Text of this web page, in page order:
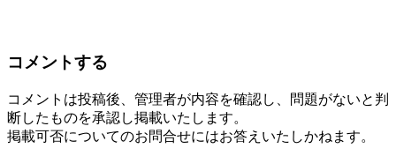
コメントする
コメントは投稿後、管理者が内容を確認し、問題がないと判
断したものを承認し掲載いたします。
掲載可否についてのお問合せにはお答えいたしかねます。